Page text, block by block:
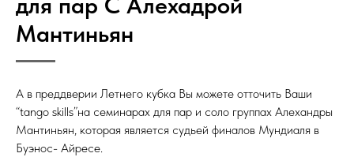
Мантиньян
А в преддверии Летнего кубка Вы можете отточить Ваши
“tango skills”на семинарах для пар и соло группах Алехандры
Мантиньян, которая является судьей финалов Мундиаля в
Буэнос- Айресе.